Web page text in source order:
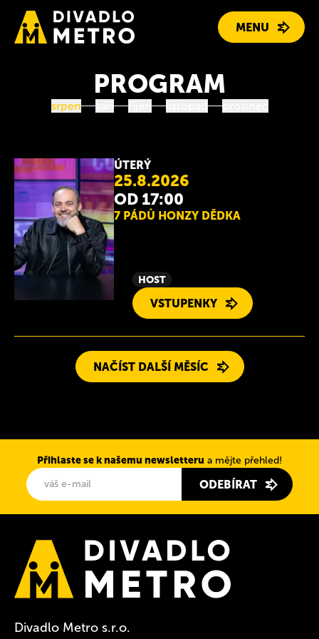
MENU
LIDÉ
O DIVADLE
KONTAKT
DÁRKOVÉ POUKAZY
PROGRAM
srpen září říjen listopad prosinec
ÚTERÝ
25.8.2026
OD 17:00
7 PÁDŮ HONZY DĚDKA
HOST
VSTUPENKY
NAČÍST DALŠÍ MĚSÍC
Přihlaste se k našemu newsletteru a mějte přehled!
ODEBÍRAT
Divadlo Metro s.r.o.